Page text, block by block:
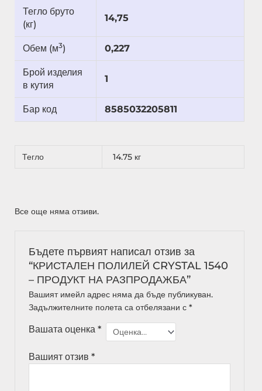
Тегло бруто
(кг)
14,75
Обем (м3) 0,227
Брой изделия
в кутия
1
Бар код 8585032205811
Тегло 14.75 кг
Все още няма отзиви.
Бъдете първият написал отзив за
“КРИСТАЛЕН ПОЛИЛЕЙ CRYSTAL 1540
– ПРОДУКТ НА РАЗПРОДАЖБА”
Вашият имейл адрес няма да бъде публикуван.
Задължителните полета са отбелязани с *
Вашата оценка *
Вашият отзив *